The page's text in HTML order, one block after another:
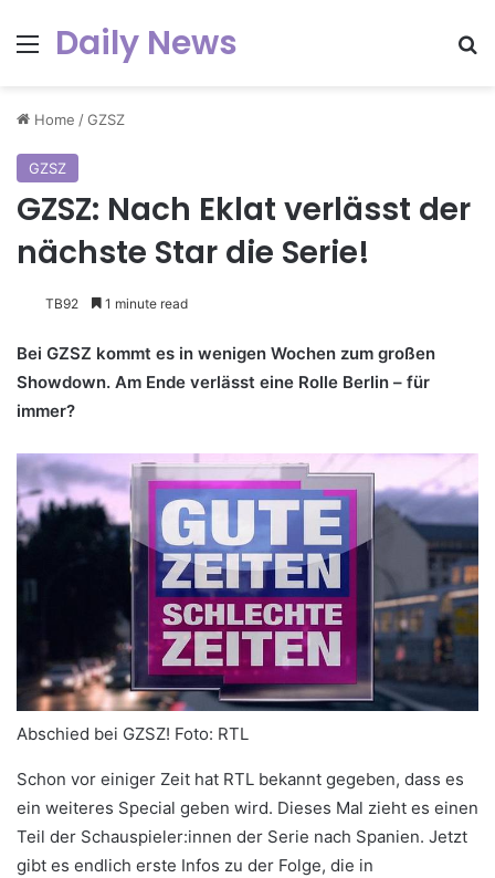
Menu
Daily News
Home /GZSZ
GZSZ
GZSZ: Nach Eklat verlässt der
nächste Star die Serie!
TB92 1 minute read
Bei GZSZ kommt es in wenigen Wochen zum großen
Showdown. Am Ende verlässt eine Rolle Berlin – für
immer?
Abschied bei GZSZ! Foto: RTL
Schon vor einiger Zeit hat RTL bekannt gegeben, dass es
ein weiteres Special geben wird. Dieses Mal zieht es einen
Teil der Schauspieler:innen der Serie nach Spanien. Jetzt
gibt es endlich erste Infos zu der Folge, die in